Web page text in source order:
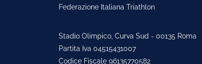
Federazione Italiana Triathlon
Stadio Olimpico, Curva Sud - 00135 Roma
Partita Iva 04515431007
Codice Fiscale 96135770582